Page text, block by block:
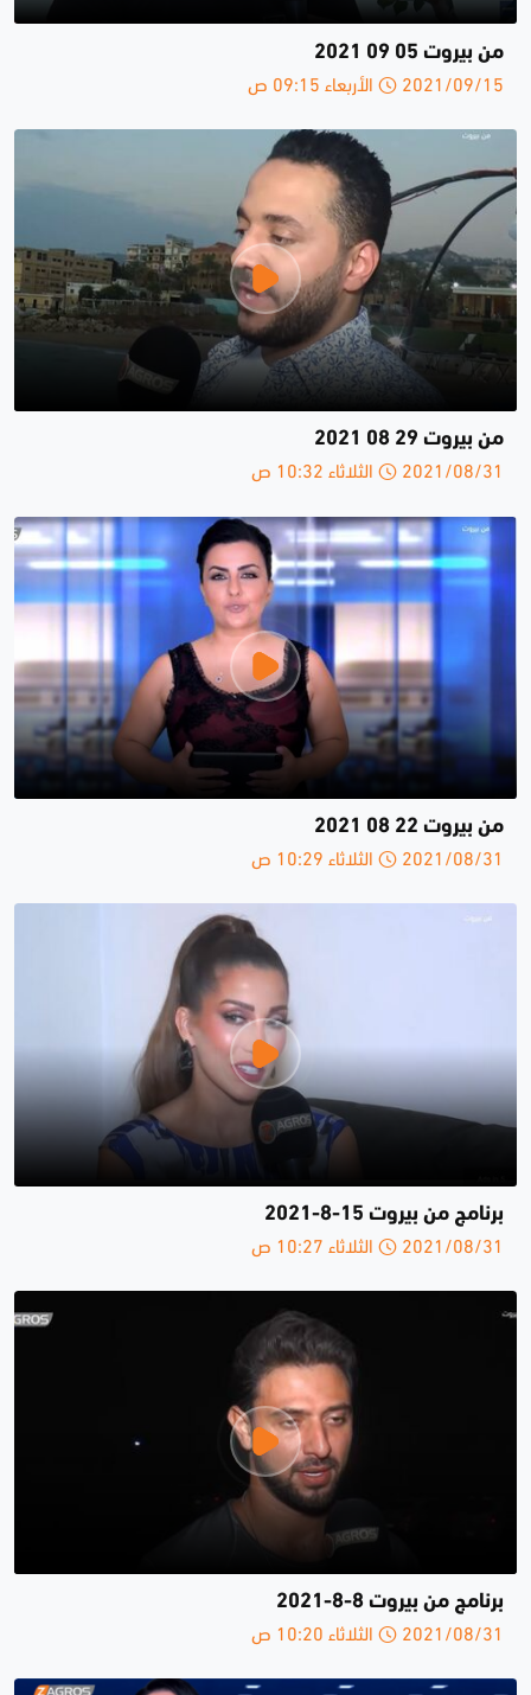
من بيروت 05 09 2021
2021/09/15 الأربعاء 09:15 ص
من بيروت 29 08 2021
2021/08/31 الثلاثاء 10:32 ص
من بيروت 22 08 2021
2021/08/31 الثلاثاء 10:29 ص
برنامج من بيروت 15-8-2021
2021/08/31 الثلاثاء 10:27 ص
برنامج من بيروت 8-8-2021
2021/08/31 الثلاثاء 10:20 ص